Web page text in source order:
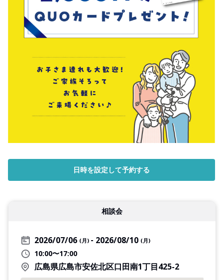
日時を設定して予約する
相談会
2026/07/06 (月) 2026/08/10 (月)
10:00〜17:00
広島県広島市安佐北区口田南1丁目425-2